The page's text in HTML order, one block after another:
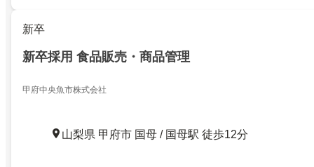
新卒
新卒採用 食品販売・商品管理
甲府中央魚市株式会社
山梨県 甲府市 国母 / 国母駅 徒歩12分